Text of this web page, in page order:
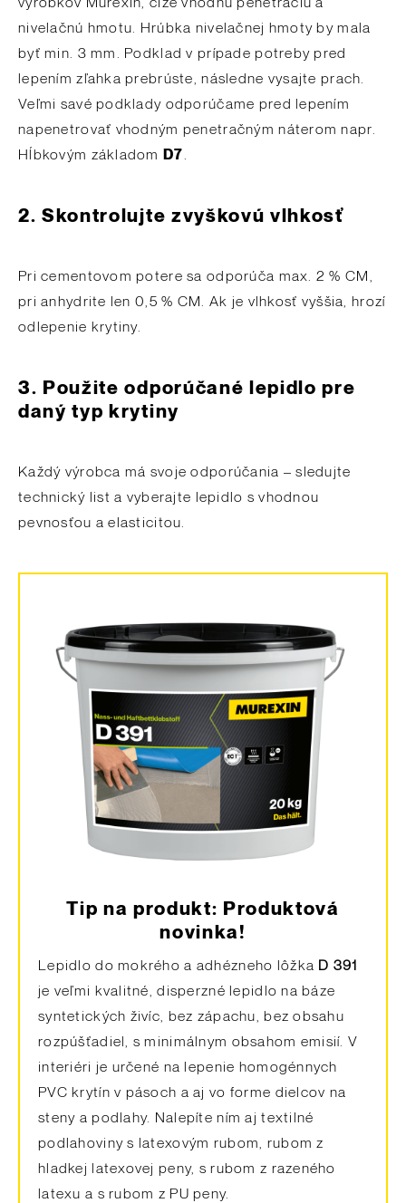
nivelačnú hmotu. Hrúbka nivelačnej hmoty by mala
byť min. 3 mm. Podklad v prípade potreby pred
lepením zľahka prebrúste, následne vysajte prach.
Veľmi savé podklady odporúčame pred lepením
napenetrovať vhodným penetračným náterom napr.
Hĺbkovým základom D7.
2.Skontrolujte zvyškovú vlhkosť
Pri cementovom potere sa odporúča max. 2 % CM,
pri anhydrite len 0,5 % CM. Ak je vlhkosť vyššia, hrozí
odlepenie krytiny.
3. Použite odporúčané lepidlo pre
daný typ krytiny
Každý výrobca má svoje odporúčania – sledujte
technický list a vyberajte lepidlo s vhodnou
pevnosťou a elasticitou.
Tip na produkt: Produktová
novinka!
Lepidlo do mokrého a adhézneho lôžka D 391
je veľmi kvalitné, disperzné lepidlo na báze
syntetických živíc, bez zápachu, bez obsahu
rozpúšťadiel, s minimálnym obsahom emisií. V
interiéri je určené na lepenie homogénnych
PVC krytín v pásoch a aj vo forme dielcov na
steny a podlahy. Nalepíte ním aj textilné
podlahoviny s latexovým rubom, rubom z
hladkej latexovej peny, s rubom z razeného
latexu a s rubom z PU peny.